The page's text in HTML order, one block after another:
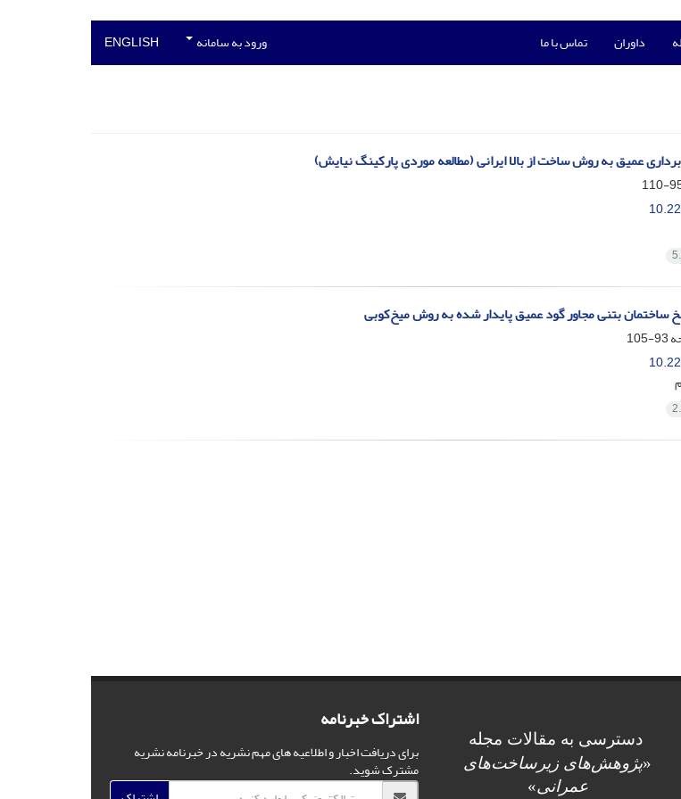
داوران تماس با ما ورود به سامانه ENGLISH
عمیق به روش ساخت از بالا ایرانی (مطالعه موردی پارکینگ نیایش)
95-
ساختمان بتنی مجاور گود عمیق پایدار شده به روش میخ‌کوبی
93-105
دسترسی به مقالات مجله
«پژوهش‌های زیرساخت‌های
عمرانی»
اشتراک خبرنامه
برای دریافت اخبار و اطلاعیه های مهم نشریه در خبرنامه نشریه
مشترک شوید.